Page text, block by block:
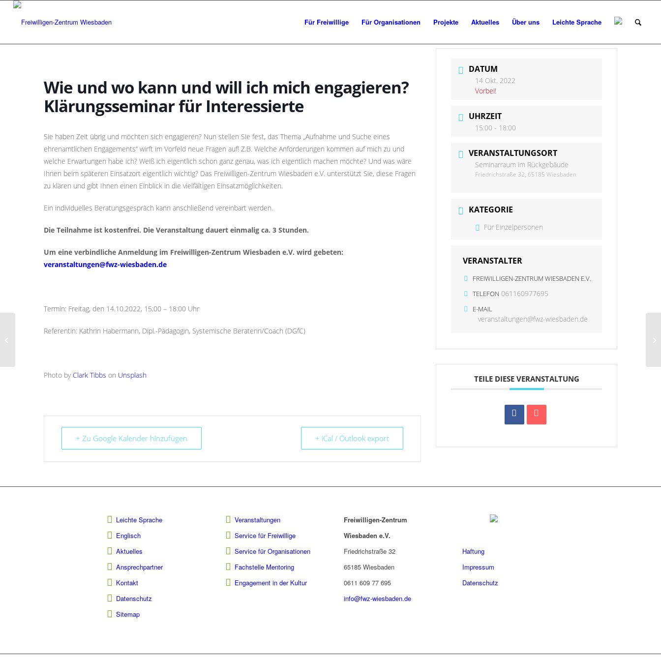
Für Freiwillige Für Organisationen Projekte Aktuelles Über uns Leichte Sprache
Wie und wo kann und will ich mich engagieren?
Klärungsseminar für Interessierte
Sie haben Zeit übrig und möchten sich engagieren? Nun stellen Sie fest, das Thema „Aufnahme und Suche eines
ehrenamtlichen Engagements“ wirft im Vorfeld neue Fragen auf! Z.B. Welche Anforderungen kommen auf mich zu und
welche Erwartungen habe ich? Weiß ich eigentlich schon ganz genau, was ich eigentlich machen möchte? Und was wäre
Ihnen beim späteren Einsatzort eigentlich wichtig? Das Freiwilligen-Zentrum Wiesbaden e.V. unterstützt Sie, diese Fragen
zu klären und gibt Ihnen einen Einblick in die vielfältigen Einsatzmöglichkeiten.
Ein individuelles Beratungsgespräch kann anschließend vereinbart werden.
Die Teilnahme ist kostenfrei. Die Veranstaltung dauert einmalig ca. 3 Stunden.
Um eine verbindliche Anmeldung im Freiwilligen-Zentrum Wiesbaden e.V. wird gebeten:
veranstaltungen@fwz-wiesbaden.de
Termin: Freitag, den 14.10.2022, 15:00 – 18:00 Uhr
Referentin: Kathrin Habermann, Dipl.-Pädagogin, Systemische Beraterin/Coach (DGfC)
Photo by Clark Tibbs on Unsplash
+ Zu Google Kalender hinzufügen + iCal / Outlook export
DATUM
14 Okt. 2022
Vorbei!
UHRZEIT
15:00 - 18:00
VERANSTALTUNGSORT
Seminarraum im Rückgebäude
Friedrichstraße 32, 65185 Wiesbaden
KATEGORIE
Für Einzelpersonen
VERANSTALTER
FREIWILLIGEN-ZENTRUM WIESBADEN E.V.
TELEFON 061160977695
E-MAIL
veranstaltungen@fwz-wiesbaden.de
TEILE DIESE VERANSTALTUNG
Leichte Sprache
Englisch
Aktuelles
Ansprechpartner
Kontakt
Datenschutz
Sitemap
Veranstaltungen
Service für Freiwillige
Service für Organisationen
Fachstelle Mentoring
Engagement in der Kultur
Freiwilligen-Zentrum
Wiesbaden e.V.
Friedrichstraße 32
65185 Wiesbaden
0611 609 77 695
info@fwz-wiesbaden.de
Haftung
Impressum
Datenschutz
Engagement in der